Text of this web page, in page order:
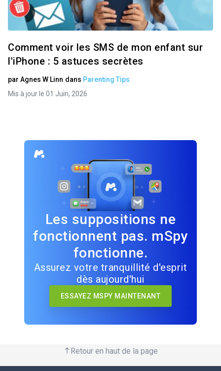
Comment voir les SMS de mon enfant sur
l'iPhone : 5 astuces secrètes
par Agnes W Linn dans Parenting Tips
Mis à jour le 01 Juin, 2026
Les suppositions ne
fonctionnent pas. mSpy
fonctionne.
Assurez votre tranquillité d'esprit
dès aujourd'hui
ESSAYEZ MSPY MAINTENANT
Retour en haut de la page